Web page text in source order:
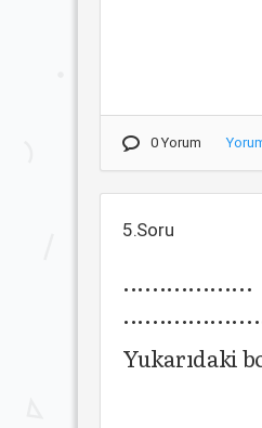
0 Yorum
5.Soru
Yukarıdaki